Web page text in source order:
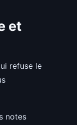
et
refuse le
notes